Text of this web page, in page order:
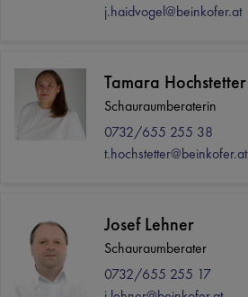
j.haidvogel@beinkofer.at
Tamara Hochstetter
Schauraumberaterin
0732/655 255 38
t.hochstetter@beinkofer.at
Josef Lehner
Schauraumberater
0732/655 255 17